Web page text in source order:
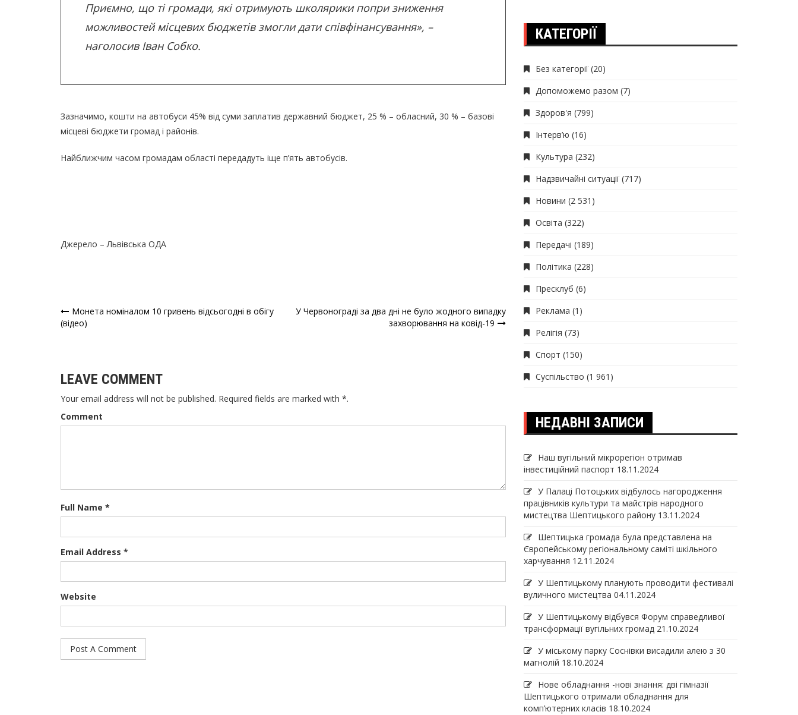
Приємно, що ті громади, які отримують школярики попри зниження
можливостей місцевих бюджетів змогли дати співфінансування», –
наголосив Іван Собко.
Зазначимо, кошти на автобуси 45% від суми заплатив державний бюджет, 25 % – обласний, 30 % – базові
місцеві бюджети громад і районів.
Найближчим часом громадам області передадуть іще п’ять автобусів.
Джерело – Львівська ОДА
Навігація
Монета номіналом 10 гривень відсьогодні в обігу
(відео)
У Червонограді за два дні не було жодного випадку
захворювання на ковід-19
LEAVE COMMENT
Your email address will not be published. Required fields are marked with *.
Comment
Full Name *
Email Address *
Website
КАТЕГОРІЇ
Без категорії (20)
Допоможемо разом (7)
Здоров'я (799)
Інтерв’ю (16)
Культура (232)
Надзвичайні ситуації (717)
Новини (2 531)
Освіта (322)
Передачі (189)
Політика (228)
Пресклуб (6)
Реклама (1)
Релігія (73)
Спорт (150)
Суспільство (1 961)
НЕДАВНІ ЗАПИСИ
Наш вугільний мікрорегіон отримав
інвеcтиційний паспорт 18.11.2024
У Палаці Потоцьких відбулось нагородження
працівників культури та майстрів народного
мистецтва Шептицького району 13.11.2024
Шептицька громада була представлена на
Європейському регіональному саміті шкільного
харчування 12.11.2024
У Шептицькому планують проводити фестивалі
вуличного мистецтва 04.11.2024
У Шептицькому відбувся Форум справедливої
трансформації вугільних громад 21.10.2024
У міському парку Соснівки висадили алею з 30
магнолій 18.10.2024
Нове обладнання -нові знання: дві гімназії
Шептицького отримали обладнання для
комп’ютерних класів 18.10.2024